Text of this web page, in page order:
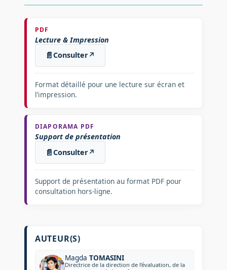
PDF
Lecture & Impression
📄Consulter↗
Format détaillé pour une lecture sur écran et
l’impression.
DIAPORAMA PDF
Support de présentation
📄Consulter↗
Support de présentation au format PDF pour
consultation hors-ligne.
AUTEUR(S)
Magda TOMASINI
Directrice de la direction de l’évaluation, de la